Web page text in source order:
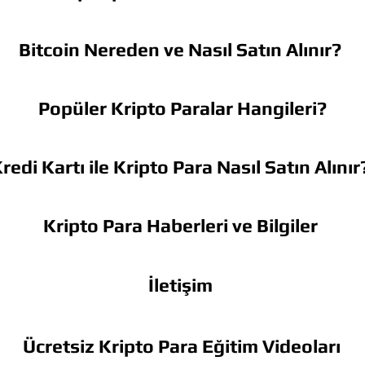
Bitcoin Nereden ve Nasıl Satın Alınır?
Popüler Kripto Paralar Hangileri?
Kartı ile Kripto Para Nasıl Satın
Kripto Para Haberleri ve Bilgiler
İletişim
Ücretsiz Kripto Para Eğitim Videoları